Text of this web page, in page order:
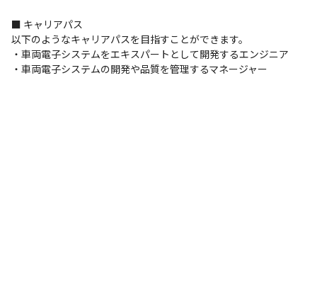
■ キャリアパス
以下のようなキャリアパスを目指すことができます。
・車両電子システムをエキスパートとして開発するエンジニア
・車両電子システムの開発や品質を管理するマネージャー